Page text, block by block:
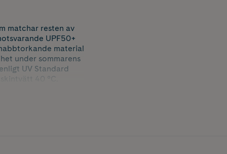
matchar resten av
UPF50+
material
under sommarens
UV Standard
40 °C.